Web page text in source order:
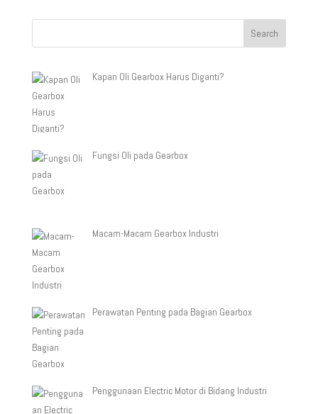
Kapan Oli Gearbox Harus Diganti?
Fungsi Oli pada Gearbox
Macam-Macam Gearbox Industri
Perawatan Penting pada Bagian Gearbox
Penggunaan Electric Motor di Bidang Industri